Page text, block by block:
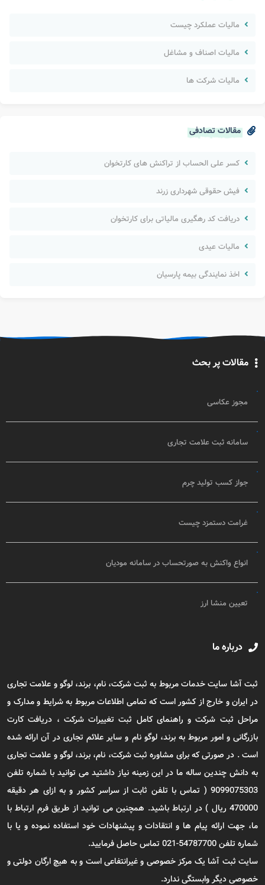
مالیات عملکرد چیست
مالیات اصناف و مشاغل
مالیات شرکت ها
مقالات تصادفی
کسر علی الحساب از تراکنش های کارتخوان
فیش حقوقی شهرداری زرند
دریافت کد رهگیری مالیاتی برای کارتخوان
مالیات عیدی
اخذ نمایندگی بیمه پارسیان
مقالات پر بحث
مجوز عکاسی
سامانه ثبت علامت تجاری
جواز کسب تولید چرم
غرامت دستمزد چیست
انواع واکنش به صورتحساب در سامانه مودیان
تعیین منشا ارز
درباره ما
ثبت آشا سایت خدمات مربوط به ثبت شرکت، نام، برند، لوگو و علامت تجاری
در ایران و خارج از کشور است که تمامی اطلاعات مربوط به شرایط و مدارک و
مراحل ثبت شرکت و راهنمای کامل ثبت تغییرات شرکت ، دریافت کارت
بازرگانی و امور مربوط به برند، لوگو نام و سایر علائم تجاری در آن ارائه شده
است . در صورتی که برای مشاوره ثبت شرکت، نام، برند، لوگو و علامت تجاری
به دانش چندین ساله ما در این زمینه نیاز داشتید می توانید با شماره تلفن
9099075303 ( تماس با تلفن ثابت از سراسر کشور و به ازای هر دقیقه
470000 ریال ) در ارتباط باشید. همچنین می توانید از طریق فرم ارتباط با
ما، جهت ارائه پیام ها و انتقادات و پیشنهادات خود استفاده نموده و یا با
شماره تلفن 54787700-021 تماس حاصل فرمایید.
سایت ثبت آشا یک مرکز خصوصی و غیرانتفاعی است و به هیچ ارگان دولتی و
خصوصی دیگر وابستگی ندارد.